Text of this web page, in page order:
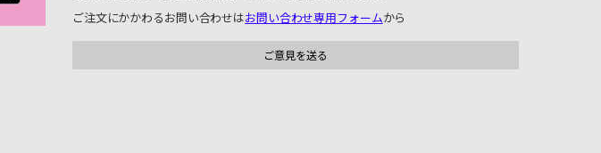
ご注文にかかわるお問い合わせはお問い合わせ専用フォームから